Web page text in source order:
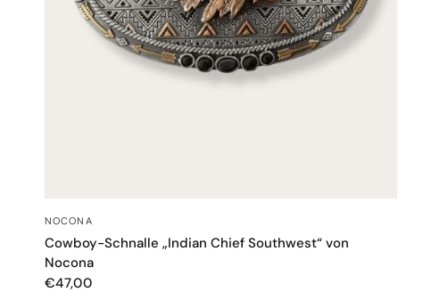
NOCONA
Cowboy-Schnalle „Indian Chief Southwest“ von
Nocona
€47,00